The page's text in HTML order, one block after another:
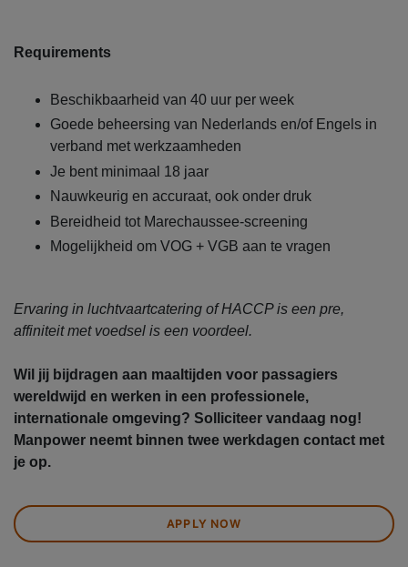
Requirements
Beschikbaarheid van 40 uur per week
Goede beheersing van Nederlands en/of Engels in
verband met werkzaamheden
Je bent minimaal 18 jaar
Nauwkeurig en accuraat, ook onder druk
Bereidheid tot Marechaussee-screening
Mogelijkheid om VOG + VGB aan te vragen
Ervaring in luchtvaartcatering of HACCP is een pre,
affiniteit met voedsel is een voordeel.
Wil jij bijdragen aan maaltijden voor passagiers
wereldwijd en werken in een professionele,
internationale omgeving? Solliciteer vandaag nog!
Manpower neemt binnen twee werkdagen contact met
je op.
APPLY NOW